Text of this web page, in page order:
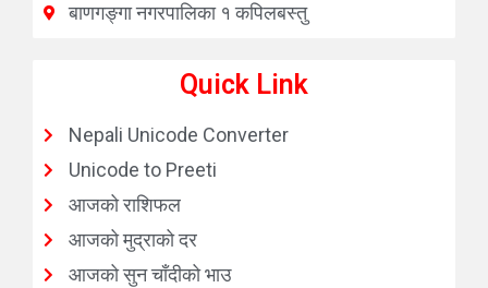
बाणगङ्गा नगरपालिका १ कपिलबस्तु
Quick Link
Nepali Unicode Converter
Unicode to Preeti
आजको राशिफल
आजको मुद्राको दर
आजको सुन चाँदीको भाउ